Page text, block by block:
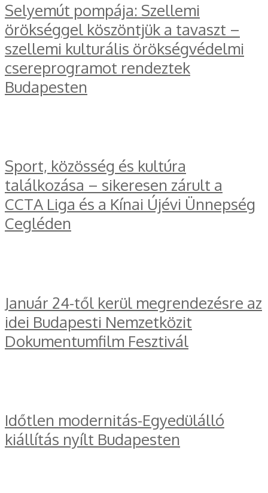
Selyemút pompája: Szellemi
örökséggel köszöntjük a tavaszt –
szellemi kulturális örökségvédelmi
csereprogramot rendeztek
Budapesten
Sport, közösség és kultúra
találkozása – sikeresen zárult a
CCTA Liga és a Kínai Újévi Ünnepség
Cegléden
Január 24-től kerül megrendezésre az
idei Budapesti Nemzetközit
Dokumentumfilm Fesztivál
Időtlen modernitás-Egyedülálló
kiállítás nyílt Budapesten